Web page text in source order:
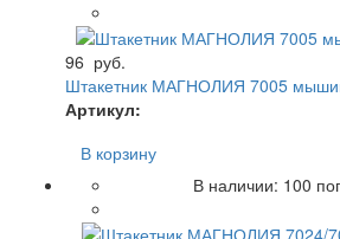
96 руб.
Штакетник МАГНОЛИЯ 7005
Артикул:
В корзину
В наличии: 100